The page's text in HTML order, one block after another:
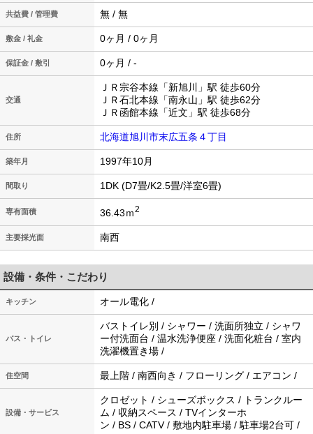
共益費 / 管理費 無 / 無
敷金 / 礼金 0ヶ月 / 0ヶ月
保証金 / 敷引 0ヶ月 / -
交通
ＪＲ宗谷本線「新旭川」駅 徒歩60分
ＪＲ石北本線「南永山」駅 徒歩62分
ＪＲ函館本線「近文」駅 徒歩68分
住所 北海道旭川市末広五条４丁目
築年月 1997年10月
間取り 1DK (D7畳/K2.5畳/洋室6畳)
専有面積 36.43ｍ2
主要採光面 南西
設備・条件・こだわり
キッチン オール電化 /
バス・トイレ
バストイレ別 / シャワー / 洗面所独立 / シャワ
ー付洗面台 / 温水洗浄便座 / 洗面化粧台 / 室内
洗濯機置き場 /
住空間 最上階 / 南西向き / フローリング / エアコン /
設備・サービス
クロゼット / シューズボックス / トランクルー
ム / 収納スペース / TVインターホ
ン / BS / CATV / 敷地内駐車場 / 駐車場2台可 /